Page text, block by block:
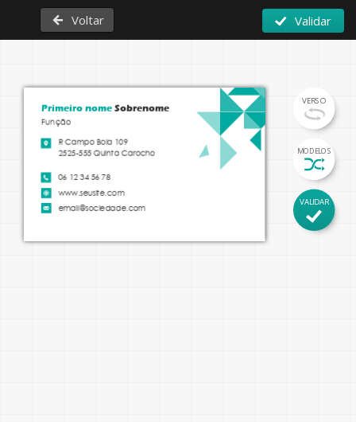
Voltar Validar
VERSO
MODELOS
VALIDAR
www.seusite.com
email@sociedade.com
06 12 34 56 78
Função
R Campo Bola 109
2525-555 Quinta Carocho
Primeiro nome Sobrenome
instagram.com/mypage